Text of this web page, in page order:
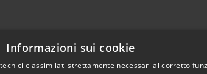
Informazioni sui cookie
e assimilati strettamente necessari al corretto